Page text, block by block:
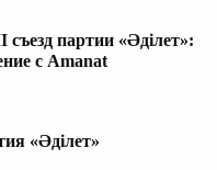
партии «Әділет»:
с Amanat
«Әділет»